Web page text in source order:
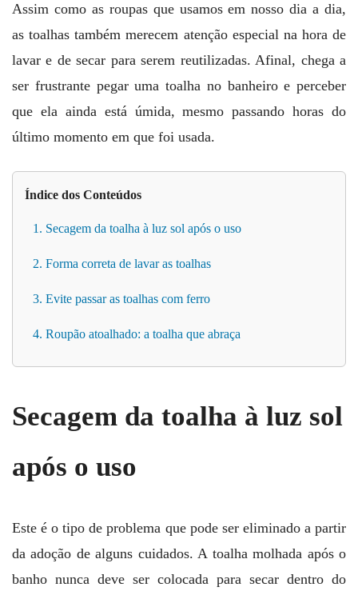
Assim como as roupas que usamos em nosso dia a dia,
as toalhas também merecem atenção especial na hora de
lavar e de secar para serem reutilizadas. Afinal, chega a
ser frustrante pegar uma toalha no banheiro e perceber
que ela ainda está úmida, mesmo passando horas do
último momento em que foi usada.
Índice dos Conteúdos
1. Secagem da toalha à luz sol após o uso
2. Forma correta de lavar as toalhas
3. Evite passar as toalhas com ferro
4. Roupão atoalhado: a toalha que abraça
Secagem da toalha à luz sol
após o uso
Este é o tipo de problema que pode ser eliminado a partir
da adoção de alguns cuidados. A toalha molhada após o
banho nunca deve ser colocada para secar dentro do